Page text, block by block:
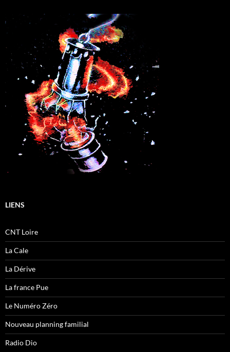
LIENS
CNT Loire
La Cale
La Dérive
La france Pue
Le Numéro Zéro
Nouveau planning familial
Radio Dio